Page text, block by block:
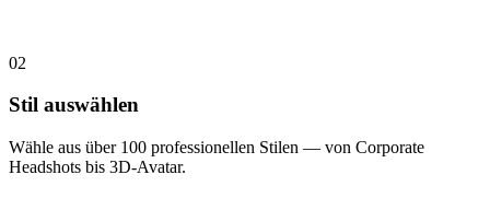
02
Stil auswählen
Wähle aus über 100 professionellen Stilen — von Corporate
Headshots bis 3D-Avatar.